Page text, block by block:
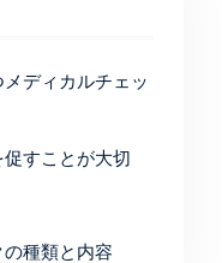
ディカルチェッ
すことが大切
種類と内容